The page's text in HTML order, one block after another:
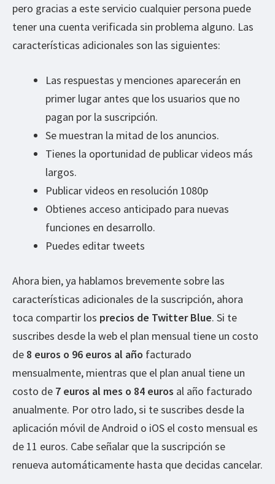
pero gracias a este servicio cualquier persona puede
tener una cuenta verificada sin problema alguno. Las
características adicionales son las siguientes:
Las respuestas y menciones aparecerán en
primer lugar antes que los usuarios que no
pagan por la suscripción.
Se muestran la mitad de los anuncios.
Tienes la oportunidad de publicar videos más
largos.
Publicar videos en resolución 1080p
Obtienes acceso anticipado para nuevas
funciones en desarrollo.
Puedes editar tweets
Ahora bien, ya hablamos brevemente sobre las
características adicionales de la suscripción, ahora
toca compartir los precios de Twitter Blue. Si te
suscribes desde la web el plan mensual tiene un costo
de 8 euros o 96 euros al año facturado
mensualmente, mientras que el plan anual tiene un
costo de 7 euros al mes o 84 euros al año facturado
anualmente. Por otro lado, si te suscribes desde la
aplicación móvil de Android o iOS el costo mensual es
de 11 euros. Cabe señalar que la suscripción se
renueva automáticamente hasta que decidas cancelar.